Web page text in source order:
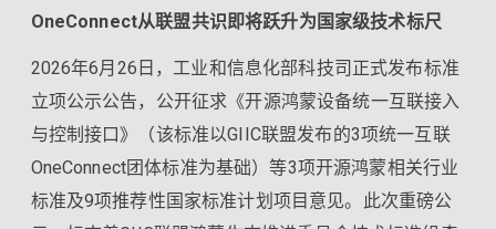
OneConnect从联盟共识即将跃升为国家级技术标尺
2026年6月26日，工业和信息化部科技司正式发布标准
立项公示公告，公开征求《开源鸿蒙设备统一互联接入
与控制接口》（该标准以GIIC联盟发布的3项统一互联
OneConnect团体标准为基础）等3项开源鸿蒙相关行业
标准及9项推荐性国家标准计划项目意见。此次重磅公